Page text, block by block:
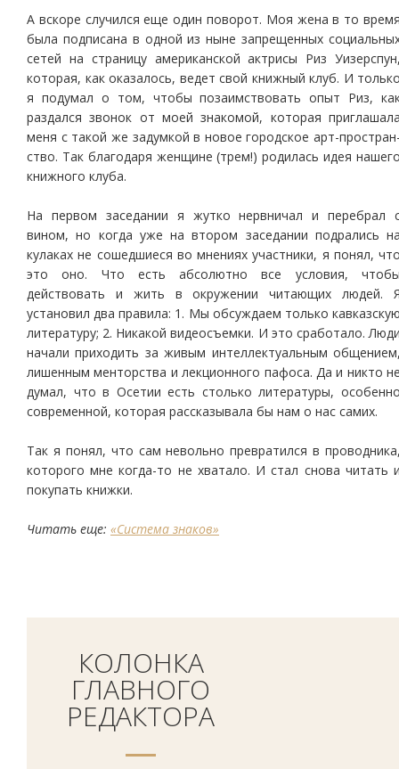
А вскоре случился еще один поворот. Моя жена в то
была подписана в одной из ныне запрещенных
сетей на страницу американской актрисы Риз
которая, как оказалось, ведет свой книжный клуб. И
я подумал о том, чтобы позаимствовать опыт Риз,
раздался звонок от моей знакомой, которая
меня с такой же задумкой в новое городское арт-
ство. Так благодаря женщине (трем!) родилась идея
книжного клуба.
На первом заседании я жутко нервничал и перебрал
вином, но когда уже на втором заседании подрались
кулаках не сошедшиеся во мнениях участники, я понял,
это оно. Что есть абсолютно все условия,
действовать и жить в окружении читающих людей.
установил два правила: 1. Мы обсуждаем только
литературу; 2. Никакой видеосъемки. И это сработало.
начали приходить за живым интеллектуальным
лишенным менторства и лекционного пафоса. Да и никто
думал, что в Осетии есть столько литературы,
современной, которая рассказывала бы нам о нас самих.
Так я понял, что сам невольно превратился в
которого мне когда-то не хватало. И стал снова читать
покупать книжки.
Читать еще: «Система знаков»
КОЛОНКА
ГЛАВНОГО
РЕДАКТОРА